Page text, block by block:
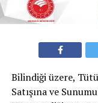
Bilindiği üzere,
Satışına ve